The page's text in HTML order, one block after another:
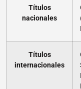
Títulos
nacionales
Títulos
internacionales